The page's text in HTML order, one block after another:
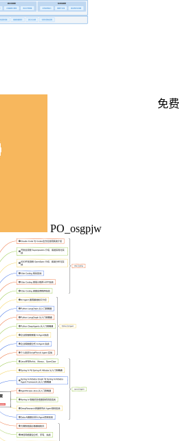
PO_osgpjw
免费